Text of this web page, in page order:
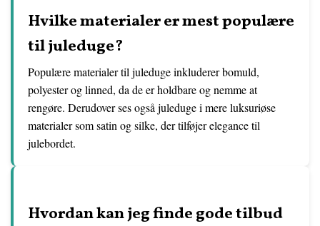
Hvilke materialer er mest populære
til juleduge?
Populære materialer til juleduge inkluderer bomuld,
polyester og linned, da de er holdbare og nemme at
rengøre. Derudover ses også juleduge i mere luksuriøse
materialer som satin og silke, der tilføjer elegance til
julebordet.
Hvordan kan jeg finde gode tilbud